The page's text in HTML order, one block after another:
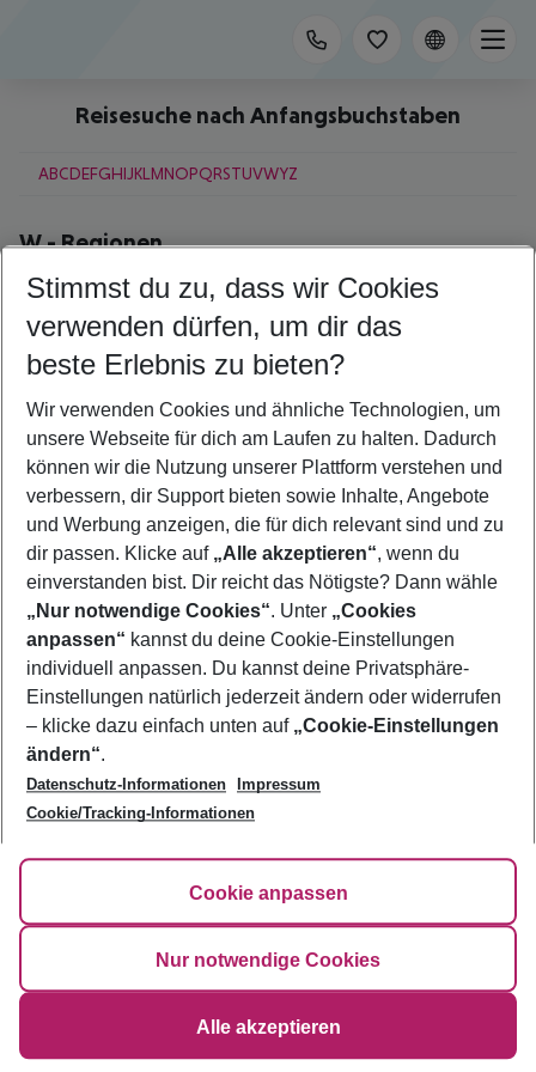
Reisesuche nach Anfangsbuchstaben
ABCDEFGHIJKL MNOPQRSTUVWYZ
W-Regionen
Westküste
Washington D.C.
Wien
Windhoek
Footer
Footer navigation
Über uns
AGB
Bestpreisgarantie
Cookie-Einstellungen ändern
Cookie-Richtlinie
Flexibel buchen
Impressum
Service & Hilfe
Agenturbetreuung
Barrierefreies Reisen
Check-in
FAQ
HanseMerkur Reiseversicherung
Hilfe & Kontakt
Folge uns
©2026Eurowings
Stimmst du zu, dass wir Cookies
verwenden dürfen, um dir das
beste Erlebnis zu bieten?
Wir verwenden Cookies und ähnliche Technologien, um
unsere Webseite für dich am Laufen zu halten. Dadurch
können wir die Nutzung unserer Plattform verstehen und
verbessern, dir Support bieten sowie Inhalte, Angebote
und Werbung anzeigen, die für dich relevant sind und zu
dir passen. Klicke auf „Alle akzeptieren“, wenn du
einverstanden bist. Dir reicht das Nötigste? Dann wähle
„Nur notwendige Cookies“. Unter „Cookies
anpassen“ kannst du deine Cookie-Einstellungen
individuell anpassen. Du kannst deine Privatsphäre-
Einstellungen natürlich jederzeit ändern oder widerrufen
– klicke dazu einfach unten auf „Cookie-Einstellungen
ändern“.
Datenschutz-Informationen
Impressum
Cookie/Tracking-Informationen
Cookie anpassen
Nur notwendige Cookies
Alle akzeptieren